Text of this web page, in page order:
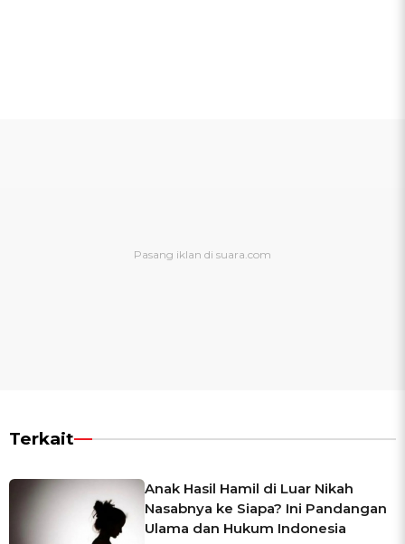
Terkait
Anak Hasil Hamil di Luar Nikah
Nasabnya ke Siapa? Ini Pandangan
Ulama dan Hukum Indonesia